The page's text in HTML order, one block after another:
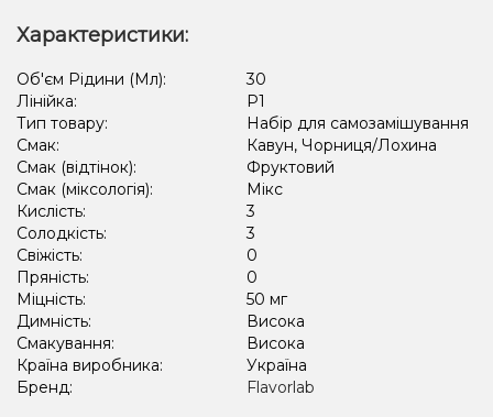
Характеристики:
Об'єм Рідини (Мл):
30
Лінійка:
P1
Тип товару:
Набір для самозамішування
Смак:
Кавун, Чорниця/Лохина
Смак (відтінок):
Фруктовий
Смак (міксологія):
Мікс
Кислість:
3
Солодкість:
3
Свіжість:
0
Пряність:
0
Міцність:
50 мг
Димність:
Висока
Смакування:
Висока
Країна виробника:
Україна
Бренд:
Flavorlab